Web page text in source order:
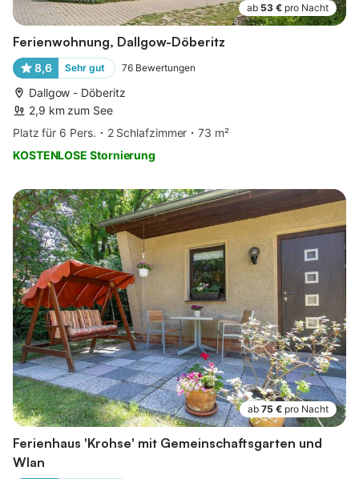
ab 53 € pro Nacht
Ferienwohnung, Dallgow-Döberitz
8,6 Sehr gut 76 Bewertungen
Dallgow - Döberitz
2,9 km zum See
Platz für 6 Pers.
2 Schlafzimmer
73 m²
KOSTENLOSE Stornierung
ab 75 € pro Nacht
Ferienhaus 'Krohse' mit Gemeinschaftsgarten und
Wlan